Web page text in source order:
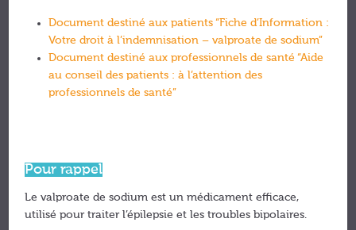
Document destiné aux patients “Fiche d’Information :
Votre droit à l’indemnisation – valproate de sodium”
Document destiné aux professionnels de santé “Aide
au conseil des patients : à l’attention des
professionnels de santé”
Pour rappel
Le valproate de sodium est un médicament efficace,
utilisé pour traiter l’épilepsie et les troubles bipolaires.